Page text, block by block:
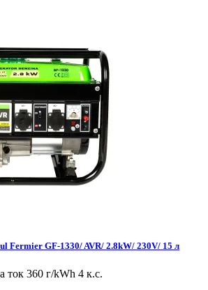
Fermier GF-1330/ AVR/ 2.8kW/ 230V/ 15 л
ток 360 г/kWh 4 к.с.